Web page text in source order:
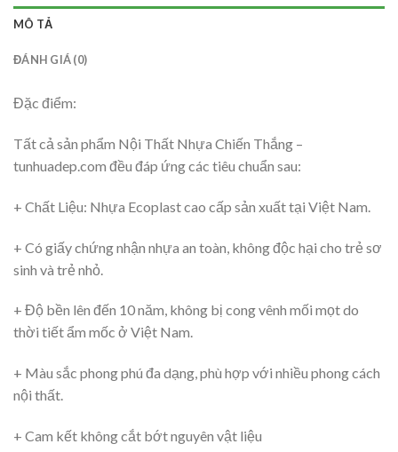
MÔ TẢ
ĐÁNH GIÁ (0)
Đặc điểm:
Tất cả sản phẩm Nội Thất Nhựa Chiến Thắng –
tunhuadep.com đều đáp ứng các tiêu chuẩn sau:
+ Chất Liệu: Nhựa Ecoplast cao cấp sản xuất tại Việt Nam.
+ Có giấy chứng nhận nhựa an toàn, không độc hại cho trẻ sơ
sinh và trẻ nhỏ.
+ Độ bền lên đến 10 năm, không bị cong vênh mối mọt do
thời tiết ẩm mốc ở Việt Nam.
+ Màu sắc phong phú đa dạng, phù hợp với nhiều phong cách
nội thất.
+ Cam kết không cắt bớt nguyên vật liệu